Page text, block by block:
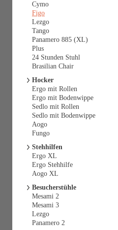
Cymo
Figo
Lezgo
Tango
Panamero 885 (XL)
Plus
24 Stunden Stuhl
Brasilian Chair
Hocker
Ergo mit Rollen
Ergo mit Bodenwippe
Sedlo mit Rollen
Sedlo mit Bodenwippe
Aogo
Fungo
Stehhilfen
Ergo XL
Ergo Stehhilfe
Aogo XL
Besucherstühle
Mesami 2
Mesami 3
Lezgo
Panamero 2